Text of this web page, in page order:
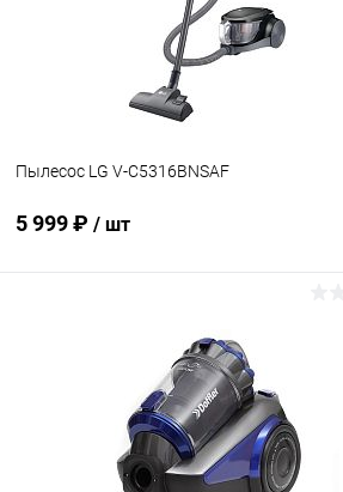
Пылесос LG V-C5316BNSAF
5 999 ₽ / шт
К сравнению
В избранное В наличии